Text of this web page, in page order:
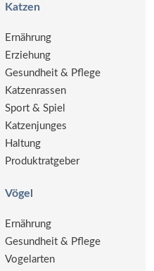
Katzen
Ernährung
Erziehung
Gesundheit & Pflege
Katzenrassen
Sport & Spiel
Katzenjunges
Haltung
Produktratgeber
Vögel
Ernährung
Gesundheit & Pflege
Vogelarten